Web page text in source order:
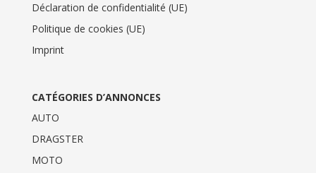
Déclaration de confidentialité (UE)
Politique de cookies (UE)
Imprint
CATÉGORIES D’ANNONCES
AUTO
DRAGSTER
MOTO